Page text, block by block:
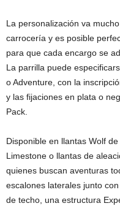
La personalización va
carrocería y es posible
para que cada encargo se
La parrilla puede
o Adventure, con la
y las fijaciones en plata o
Pack.
Disponible en llantas Wolf
Limestone o llantas de
quienes buscan aventuras
escalones laterales junto
de techo, una estructura